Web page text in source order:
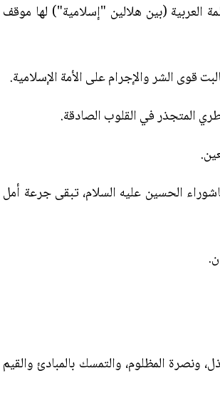
(بين هلالين "إسلامية") لها موقف
قوى الشر والإجرام على الأمة الإسلامية.
المتجذر في القلوب الصادقة.
الحسين عليه السلام، تبقى جرعة أمل
ونصرة المظلوم، والتمسك بالمبادئ والقيم